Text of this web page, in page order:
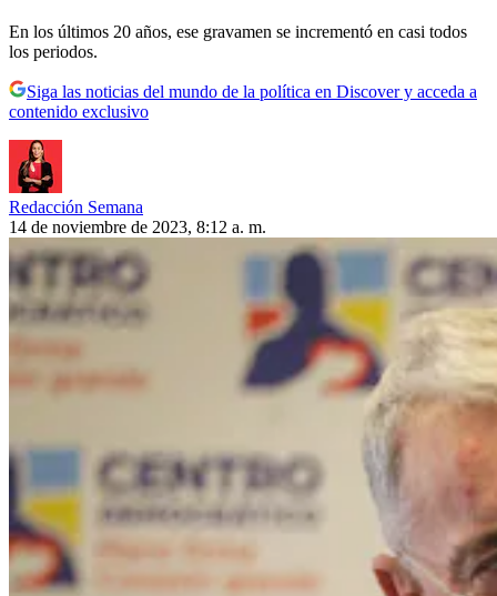
En los últimos 20 años, ese gravamen se incrementó en casi todos
los periodos.
Siga las noticias del mundo de la política en Discover y acceda a
contenido exclusivo
Redacción Semana
14 de noviembre de 2023, 8:12 a. m.